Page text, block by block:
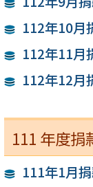
112年10月
112年11月
112年12月
111 年度捐
111年1月